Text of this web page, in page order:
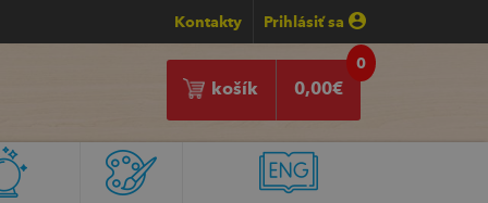
Kontakty Prihlásiť sa
0
0,00€
košík